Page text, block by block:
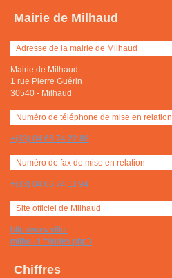
Mairie de Milhaud
Adresse de la mairie de Milhaud
Mairie de Milhaud
1 rue Pierre Guérin
30540 - Milhaud
Numéro de téléphone de mise en relation
+(33) 04 66 74 22 88
Numéro de fax de mise en relation
+(33) 04 66 74 11 94
Site officiel de Milhaud
http://www.ville-
milhaud.fr/index.php3
Chiffres